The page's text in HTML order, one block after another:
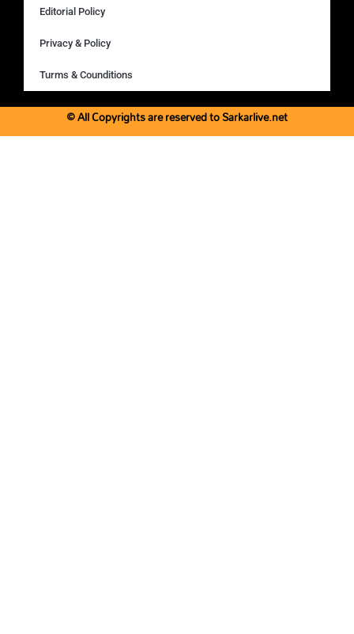
Editorial Policy
Privacy & Policy
Turms & Counditions
© All Copyrights are reserved to Sarkarlive.net